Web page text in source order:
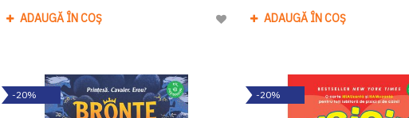
ADAUGĂ ÎN COȘ
Adaugă
Dorinte
ADAUGĂ ÎN COȘ
-20% -20%